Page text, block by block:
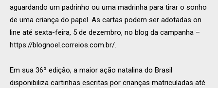
aguardando um padrinho ou uma madrinha para tirar o sonho
de uma criança do papel. As cartas podem ser adotadas on
line até sexta-feira, 5 de dezembro, no blog da campanha –
https://blognoel.correios.com.br/.
Em sua 36ª edição, a maior ação natalina do Brasil
disponibiliza cartinhas escritas por crianças matriculadas até